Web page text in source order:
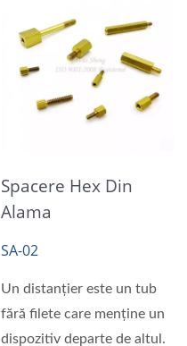
Spacere Hex Din
Alama
SA-02
Un distanțier este un tub
fără filete care menține un
dispozitiv departe de altul.